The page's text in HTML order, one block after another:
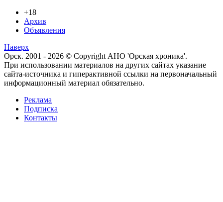
+18
Архив
Объявления
Наверх
Орск. 2001 - 2026 © Copyright АНО 'Орская хроника'.
При использовании материалов на других сайтах указание
сайта-источника и гиперактивной ссылки на первоначальный
информационный материал обязательно.
Реклама
Подписка
Контакты